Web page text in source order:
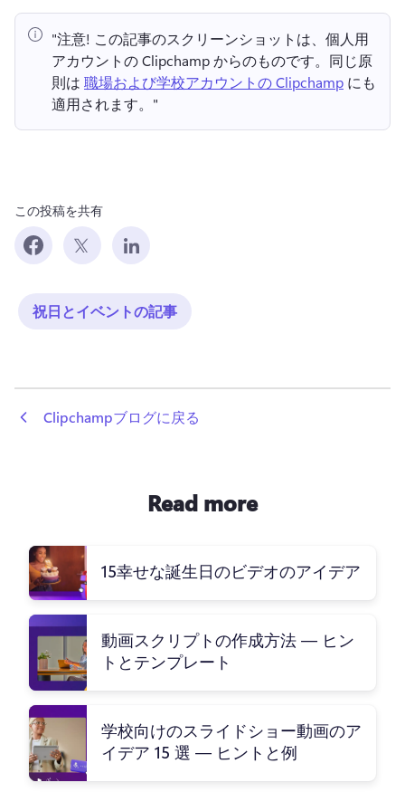
"注意! この記事のスクリーンショットは、個人用
アカウントの Clipchamp からのものです。 同じ原
則は 職場および学校アカウントの Clipchamp にも
適用されます。"
この投稿を共有
祝日とイベントの記事
Clipchampブログに戻る
Read more
15幸せな誕生日のビデオのアイデア
動画スクリプトの作成方法 — ヒン
トとテンプレート
学校向けのスライドショー動画のア
イデア 15 選 — ヒントと例